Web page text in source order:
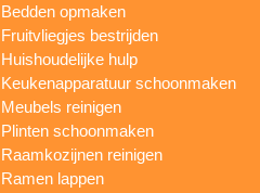
Bedden opmaken
Fruitvliegjes bestrijden
Huishoudelijke hulp
Keukenapparatuur schoonmaken
Meubels reinigen
Plinten schoonmaken
Raamkozijnen reinigen
Ramen lappen